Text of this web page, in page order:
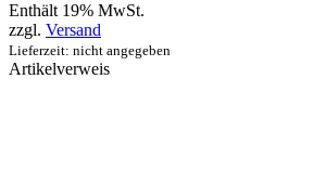
Enthält 19% MwSt.
zzgl. Versand
Lieferzeit: nicht angegeben
Artikelverweis